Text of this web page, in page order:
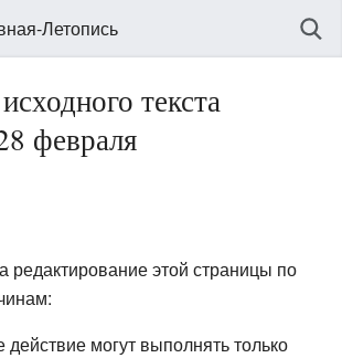
Летопись
текста
февраля
редактирование этой страницы по
могут выполнять только